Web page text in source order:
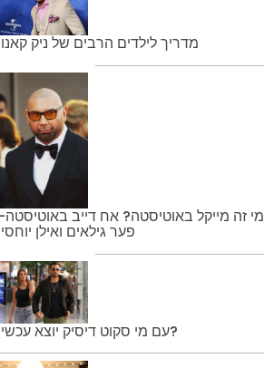
מדריך לילדים הרבים של ניק
מי זה מייקל באוטיסטה? אח דייב
פער גילאים ואילן
עם מי סקוט דיסיק יוצא עכשיו?